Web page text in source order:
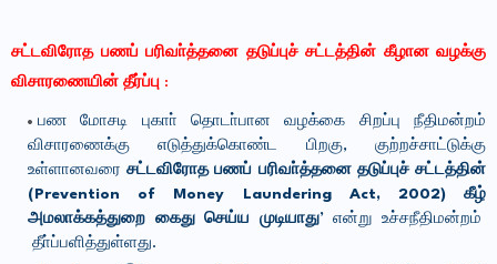
சட்டவிரோத பணப் பரிவா்த்தனை தடுப்புச் சட்டத்தின் கீழான வழக்கு
விசாரணையின் தீர்ப்பு :
பண மோசடி புகாா் தொடா்பான வழக்கை சிறப்பு நீதிமன்றம்
விசாரணைக்கு எடுத்துக்கொண்ட பிறகு, குற்றச்சாட்டுக்கு
உள்ளானவரைசட்டவிரோத பணப் பரிவா்த்தனை தடுப்புச் சட்டத்தின்
(Prevention of Money Laundering Act, 2002) கீழ்
அமலாக்கத்துறை கைது செய்ய முடியாது’என்று உச்சநீதிமன்றம்
தீா்ப்பளித்துள்ளது.